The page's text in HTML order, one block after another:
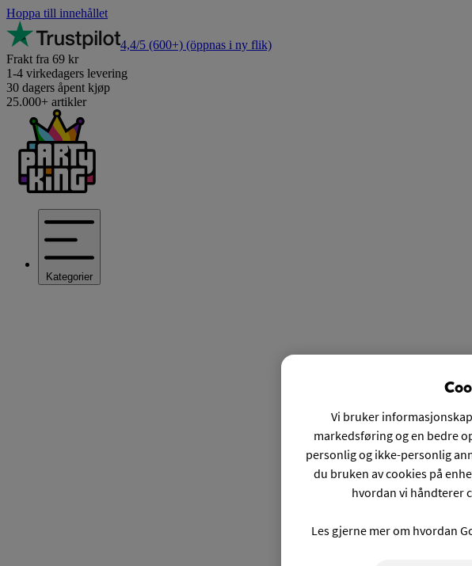
Hoppa till innehållet
4,4/5 (600+) (öppnas i ny flik)
Frakt fra 69 kr
1-4 virkedagers levering
30 dagers åpent kjøp
25.000+ artikler
Kategorier
Vi bruker
markedsføring og en bedre
personlig og ikke-personlig
du bruken av cookies på
hvordan vi håndterer
Les gjerne mer om hvordan